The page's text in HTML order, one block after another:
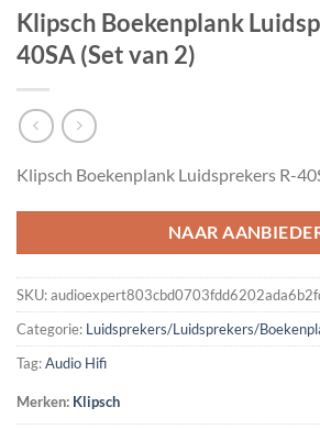
Klipsch Boekenplank
40SA (Set van 2)
Klipsch Boekenplank Luidsprekers R-
NAAR
SKU:
Categorie: Luidsprekers/Luidsprekers/
Tag:Audio Hifi
Merken: Klipsch